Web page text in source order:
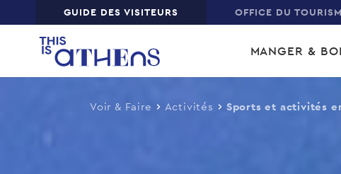
content
Top GUIDE DES VISITEURS OFFICE DU
Main
MANGER &
Voir & Faire Activités Sports et activités